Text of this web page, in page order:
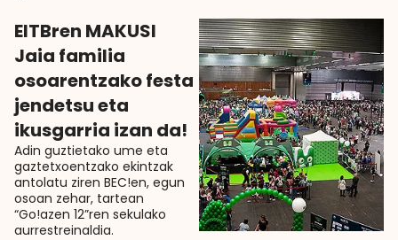
EITBren MAKUSI
Jaia familia
osoarentzako festa
jendetsu eta
ikusgarria izan da!
Adin guztietako ume eta
gaztetxoentzako ekintzak
antolatu ziren BEC!en, egun
osoan zehar, tartean
“Go!azen 12”ren sekulako
aurrestreinaldia.